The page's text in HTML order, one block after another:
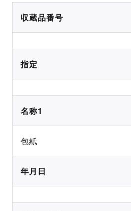
収蔵品番号
指定
名称1
包紙
年月日